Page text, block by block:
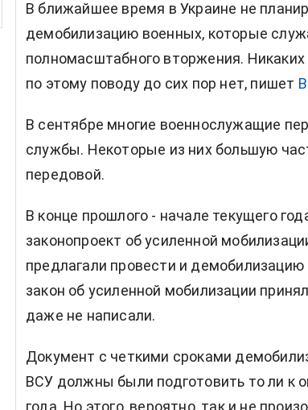
В ближайшее время в Украине не
демобилизацию военных, которые
полномасштабного вторжения.
по этому поводу до сих пор нет, пишет
В сентябре многие военнослужащие
службы. Некоторые из них большую
передовой.
В конце прошлого - начале текущего
законопроект об усиленной
предлагали провести и демобилизацию
закон об усиленной мобилизации
даже не написали.
Документ с четкими сроками
ВСУ должны были подготовить то ли к
года. Но этого, вероятно, так и не